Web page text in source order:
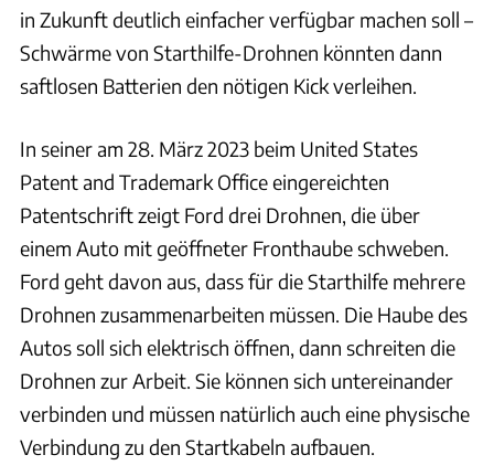
in Zukunft deutlich einfacher verfügbar machen soll –
Schwärme von Starthilfe-Drohnen könnten dann
saftlosen Batterien den nötigen Kick verleihen.
In seiner am 28. März 2023 beim United States
Patent and Trademark Office eingereichten
Patentschrift zeigt Ford drei Drohnen, die über
einem Auto mit geöffneter Fronthaube schweben.
Ford geht davon aus, dass für die Starthilfe mehrere
Drohnen zusammenarbeiten müssen. Die Haube des
Autos soll sich elektrisch öffnen, dann schreiten die
Drohnen zur Arbeit. Sie können sich untereinander
verbinden und müssen natürlich auch eine physische
Verbindung zu den Startkabeln aufbauen.